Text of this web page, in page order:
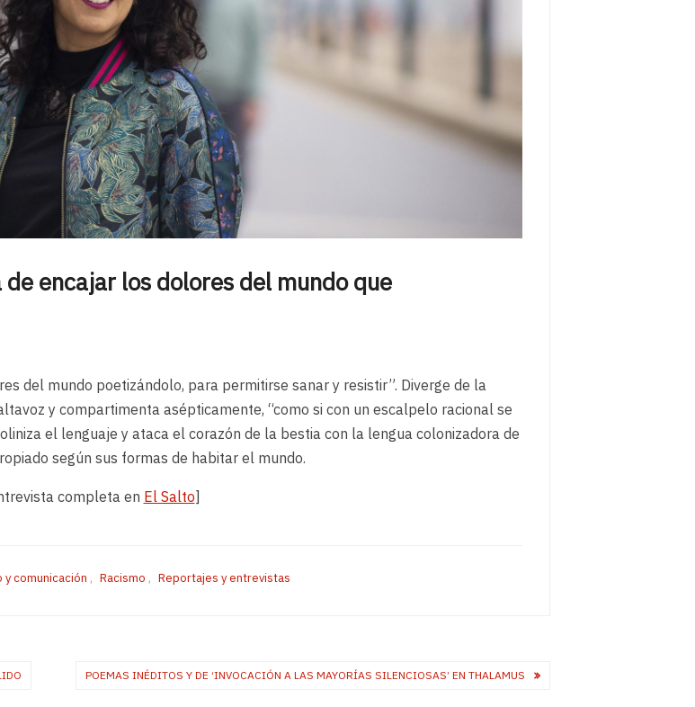
encajar los dolores del mundo que
del mundo poetizándolo, para permitirse sanar y resistir”. Diverge de la
y compartimenta asépticamente, “como si con un escalpelo racional se
el lenguaje y ataca el corazón de la bestia con la lengua colonizadora de
según sus formas de habitar el mundo.
completa en El Salto]
y comunicación , Racismo , Reportajes y entrevistas
POEMAS INÉDITOS Y DE ‘INVOCACIÓN A LAS MAYORÍAS SILENCIOSAS’ EN THALAMUS